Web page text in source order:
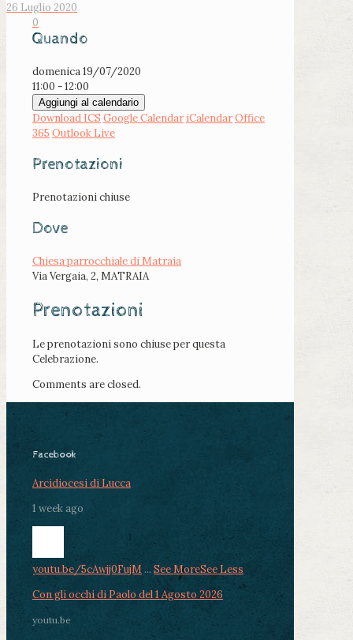
26 Luglio 2020
0
Quando
domenica 19/07/2020
11:00 - 12:00
Aggiungi al calendario
Download ICS Google Calendar iCalendarOffice
365 Outlook Live
Prenotazioni
Prenotazioni chiuse
Dove
Chiesa parrocchiale di Matraia
Via Vergaia, 2, MATRAIA
Prenotazioni
Le prenotazioni sono chiuse per questa
Celebrazione.
Comments are closed.
Facebook
Arcidiocesi di Lucca
1 week ago
youtu.be/5cAwjj0FujM ... See MoreSee Less
Con gli occhi di Paolo del 1 Agosto 2026
youtu.be